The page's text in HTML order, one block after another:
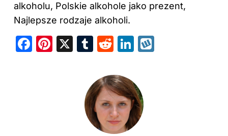
alkoholu, Polskie alkohole jako prezent,
Najlepsze rodzaje alkoholi.
F
Pi X
T
m
bl
r
R
d
di
t
Li
e
dI
n